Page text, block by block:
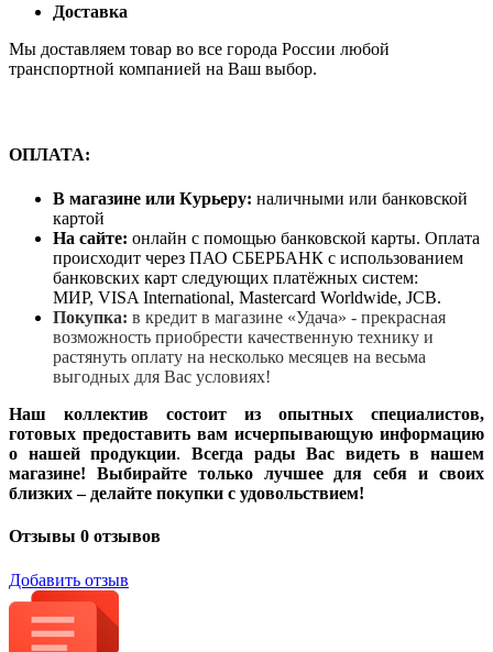
Доставка
Мы доставляем товар во все города России любой
транспортной компанией на Ваш выбор.
ОПЛАТА:
В магазине или Курьеру: наличными или банковской
картой
На сайте: онлайн с помощью банковской карты. Оплата
происходит через ПАО СБЕРБАНК с использованием
банковских карт следующих платёжных систем:
МИР, VISA International, Mastercard Worldwide, JCB.
Покупка: в кредит в магазине «Удача» - прекрасная
возможность приобрести качественную технику и
растянуть оплату на несколько месяцев на весьма
выгодных для Вас условиях!
Наш коллектив состоит из опытных специалистов,
готовых предоставить вам исчерпывающую информацию
о нашей продукции. Всегда рады Вас видеть в нашем
магазине! Выбирайте только лучшее для себя и своих
близких – делайте покупки с удовольствием!
Отзывы 0 отзывов
Добавить отзыв